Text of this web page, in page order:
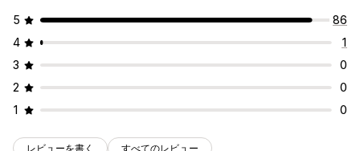
5
86
4
1
3
0
2
0
1
0
レビューを書く すべてのレビュー